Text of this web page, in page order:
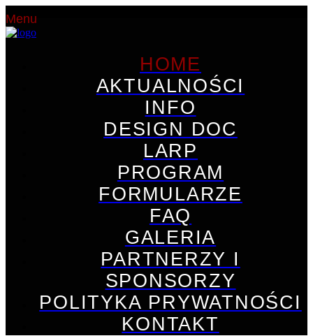
Menu
HOME
AKTUALNOŚCI
INFO
DESIGN DOC
LARP
PROGRAM
FORMULARZE
FAQ
GALERIA
PARTNERZY I
SPONSORZY
POLITYKA PRYWATNOŚCI
KONTAKT